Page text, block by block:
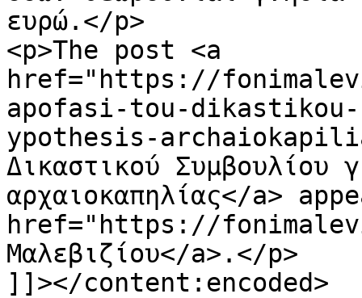
ευρώ.</p>
<p>The post <a
href="https://
apofasi-tou-
ypothesis-
Δικαστικού Συμβουλίου
αρχαιοκαπηλίας</a>
href="https://
Μαλεβιζίου</a>.</p>
]]></content:encoded>